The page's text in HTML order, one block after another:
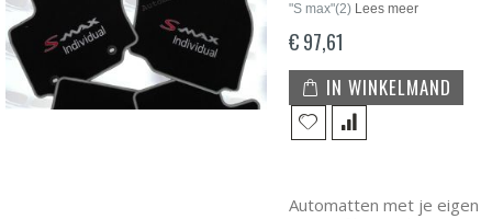
"S max"(2) Lees meer
€ 97,61
IN WINKELMAND
Automatten met je eigen